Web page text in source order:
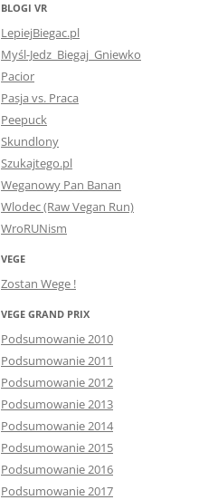
BLOGI VR
LepiejBiegac.pl
Myśl-Jedz_Biegaj_Gniewko
Pacior
Pasja vs. Praca
Peepuck
Skundlony
Szukajtego.pl
Weganowy Pan Banan
Wlodec (Raw Vegan Run)
WroRUNism
VEGE
Zostan Wege !
VEGE GRAND PRIX
Podsumowanie 2010
Podsumowanie 2011
Podsumowanie 2012
Podsumowanie 2013
Podsumowanie 2014
Podsumowanie 2015
Podsumowanie 2016
Podsumowanie 2017